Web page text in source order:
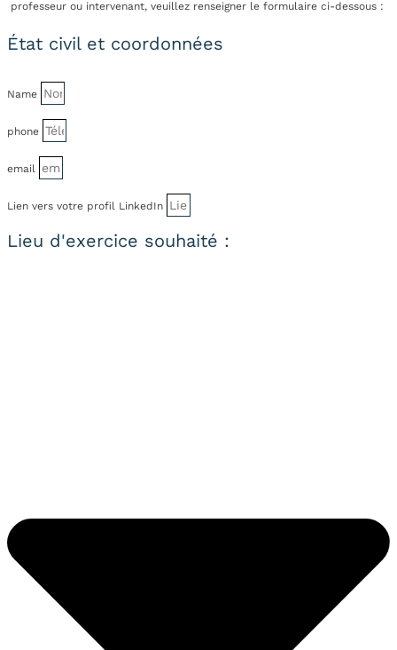
professeur ou intervenant, veuillez renseigner le formulaire ci-dessous :
État civil et coordonnées
Name
phone
email
Lien vers votre profil LinkedIn
Lieu d'exercice souhaité :